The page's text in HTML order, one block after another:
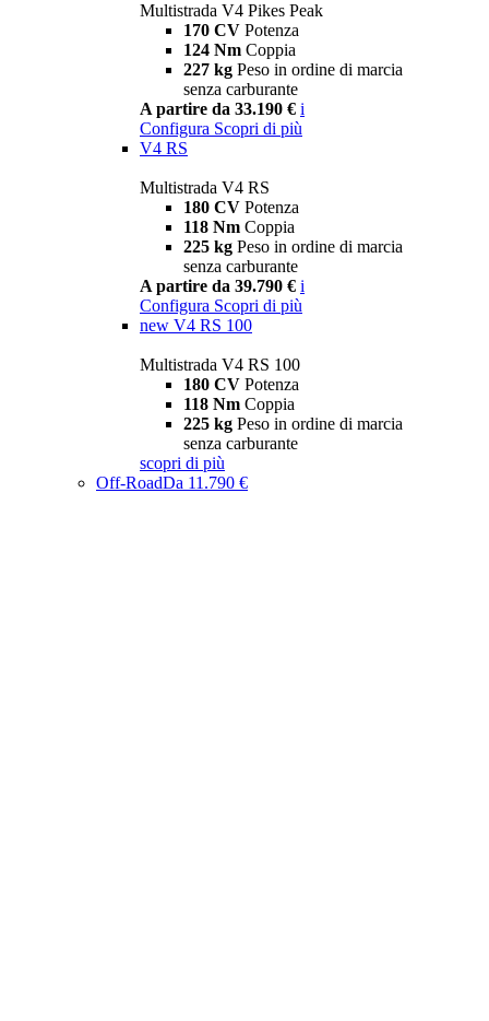
Multistrada V4 Pikes Peak
170 CV Potenza
124 Nm Coppia
227 kg Peso in ordine di marcia
senza carburante
A partire da 33.190 € i
Configura Scopri di più
V4 RS
Multistrada V4 RS
180 CV Potenza
118 Nm Coppia
225 kg Peso in ordine di marcia
senza carburante
A partire da 39.790 € i
Configura Scopri di più
new V4 RS 100
Multistrada V4 RS 100
180 CV Potenza
118 Nm Coppia
225 kg Peso in ordine di marcia
senza carburante
scopri di più
Off-RoadDa 11.790 €